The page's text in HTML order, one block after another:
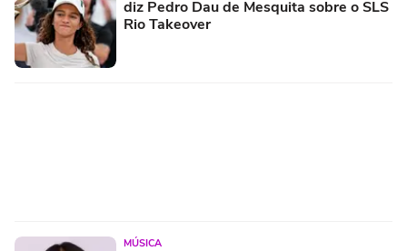
diz Pedro Dau de Mesquita sobre o SLS
Rio Takeover
MÚSICA